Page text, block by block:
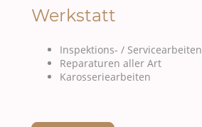
Werkstatt
Inspektions- / Servicearbeiten
Reparaturen aller Art
Karosseriearbeiten